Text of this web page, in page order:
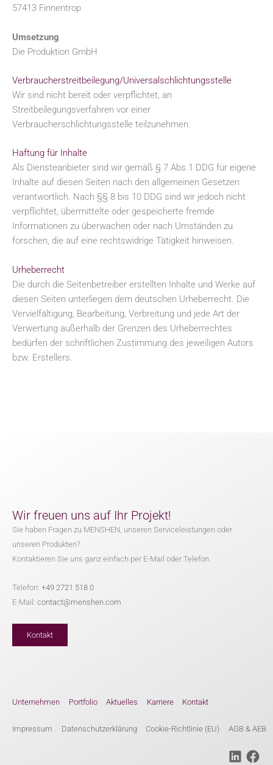
57413 Finnentrop
Umsetzung
Die Produktion GmbH
Verbraucherstreitbeilegung/Universalschlichtungsstelle
Wir sind nicht bereit oder verpflichtet, an
Streitbeilegungsverfahren vor einer
Verbraucherschlichtungsstelle teilzunehmen.
Haftung für Inhalte
Als Diensteanbieter sind wir gemäß § 7 Abs.1 DDG für eigene
Inhalte auf diesen Seiten nach den allgemeinen Gesetzen
verantwortlich. Nach §§ 8 bis 10 DDG sind wir jedoch nicht
verpflichtet, übermittelte oder gespeicherte fremde
Informationen zu überwachen oder nach Umständen zu
forschen, die auf eine rechtswidrige Tätigkeit hinweisen.
Urheberrecht
Die durch die Seitenbetreiber erstellten Inhalte und Werke auf
diesen Seiten unterliegen dem deutschen Urheberrecht. Die
Vervielfältigung, Bearbeitung, Verbreitung und jede Art der
Verwertung außerhalb der Grenzen des Urheberrechtes
bedürfen der schriftlichen Zustimmung des jeweiligen Autors
bzw. Erstellers.
Wir freuen uns auf Ihr Projekt!
Sie haben Fragen zu MENSHEN, unseren Serviceleistungen oder
unseren Produkten?
Kontaktieren Sie uns ganz einfach per E-Mail oder Telefon.
Telefon: +49 2721 518 0
E-Mail: contact@menshen.com
Kontakt
Unternehmen Portfolio Aktuelles Karriere Kontakt
Impressum Datenschutzerklärung Cookie-Richtlinie (EU) AGB & AEB